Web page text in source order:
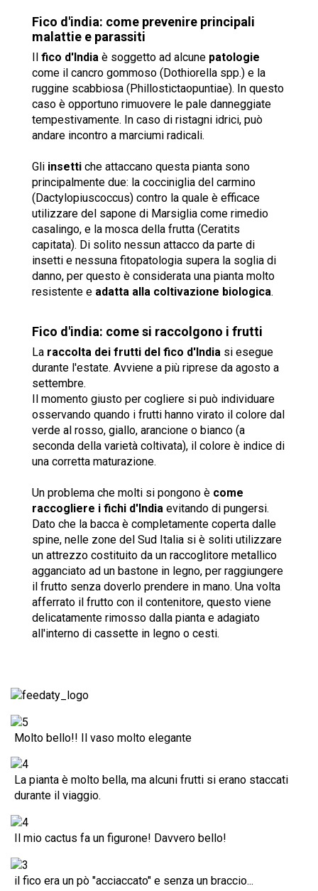
Fico d'india: come prevenire principali
malattie e parassiti
fico d'India è soggetto ad alcune patologie
come il cancro gommoso (Dothiorella spp.) e la
ruggine scabbiosa (Phillostictaopuntiae). In questo
caso è opportuno rimuovere le pale danneggiate
tempestivamente. In caso di ristagni idrici, può
andare incontro a marciumi radicali.
Gli insetti che attaccano questa pianta sono
principalmente due: la cocciniglia del carmino
(Dactylopiuscoccus) contro la quale è efficace
utilizzare del sapone di Marsiglia come rimedio
casalingo, e la mosca della frutta (Ceratits
capitata). Di solito nessun attacco da parte di
insetti e nessuna fitopatologia supera la soglia di
danno, per questo è considerata una pianta molto
resistente e adatta alla coltivazione biologica.
Fico d'india: come si raccolgono i frutti
La raccolta dei frutti del fico d'India si esegue
durante l'estate. Avviene a più riprese da agosto a
settembre.
Il momento giusto per cogliere si può individuare
osservando quando i frutti hanno virato il colore dal
verde al rosso, giallo, arancione o bianco (a
seconda della varietà coltivata), il colore è indice di
una corretta maturazione.
Un problema che molti si pongono è come
raccogliere i fichi d'India evitando di pungersi.
Dato che la bacca è completamente coperta dalle
spine, nelle zone del Sud Italia si è soliti utilizzare
un attrezzo costituito da un raccoglitore metallico
agganciato ad un bastone in legno, per raggiungere
il frutto senza doverlo prendere in mano. Una volta
afferrato il frutto con il contenitore, questo viene
delicatamente rimosso dalla pianta e adagiato
all'interno di cassette in legno o cesti.
Molto bello!! Il vaso molto elegante
La pianta è molto bella, ma alcuni frutti si erano staccati
durante il viaggio.
Il mio cactus fa un figurone! Davvero bello!
il fico era un pò "acciaccato" e senza un braccio...